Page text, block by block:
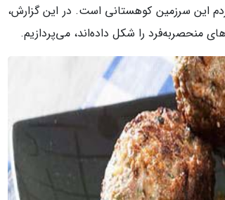
این سرزمین کوهستانی است. در این گزارش،
منحصربه‌فرد را شکل داده‌اند، می‌پردازیم.